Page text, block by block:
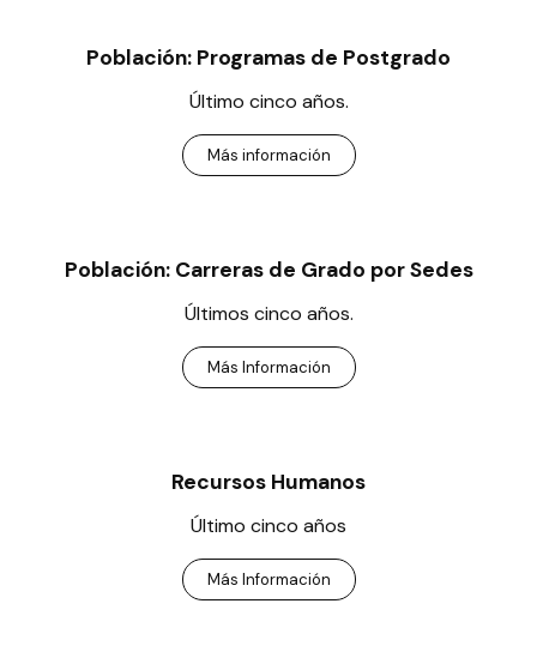
Población: Programas de Postgrado
Último cinco años.
Más información
Población: Carreras de Grado por Sedes
Últimos cinco años.
Más Información
Recursos Humanos
Último cinco años
Más Información